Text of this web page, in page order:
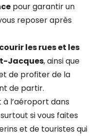
pour garantir un
reposer après
les rues et les
Jacques, ainsi que
de profiter de la
de partir.
l’aéroport dans
si vous faites
et de touristes qui